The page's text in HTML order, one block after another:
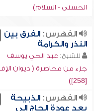
الحسنى - السلام)
الفهرس:الفرق بين
النذر والكرامة
للشيخ: عبد الحي يوسف
جزء من محاضرة ( ديوان
[258])
الفهرس:الذبيحة
بعد عودة الحاج إلى